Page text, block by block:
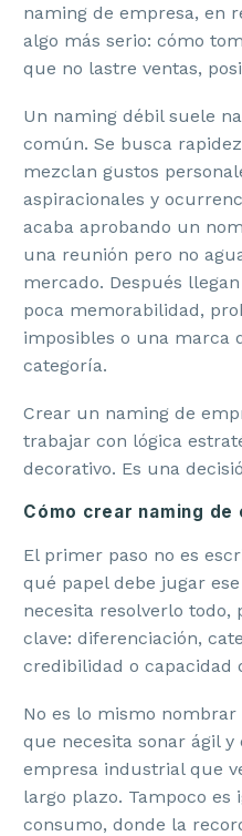
naming de empresa, en
algo más serio: cómo
que no lastre ventas,
Un naming débil suele
común. Se busca
mezclan gustos
aspiracionales y
acaba aprobando un
una reunión pero no
mercado. Después
poca memorabilidad,
imposibles o una marca
categoría.
Crear un naming de
trabajar con lógica
decorativo. Es una
Cómo crear naming
El primer paso no es
qué papel debe jugar
necesita resolverlo todo,
clave: diferenciación,
credibilidad o capacidad
No es lo mismo
que necesita sonar ágil
empresa industrial que
largo plazo. Tampoco
consumo, donde la